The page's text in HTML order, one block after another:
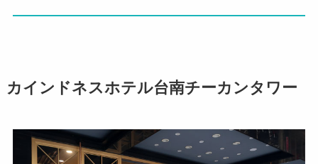
カインドネスホテル台南チーカンタワー